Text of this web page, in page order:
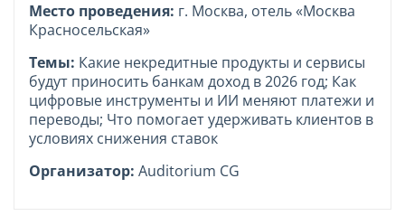
Место проведения: г. Москва, отель «Москва
Красносельская»
Темы: Какие некредитные продукты и сервисы
будут приносить банкам доход в 2026 год; Как
цифровые инструменты и ИИ меняют платежи и
переводы; Что помогает удерживать клиентов в
условиях снижения ставок
Организатор: Auditorium CG